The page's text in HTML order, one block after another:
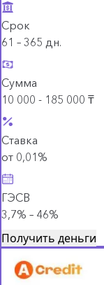
Срок
61 – 365 дн.
Сумма
10 000 - 185 000 ₸
Ставка
от 0,01%
ГЭСВ
3,7% – 46%
Получить деньги